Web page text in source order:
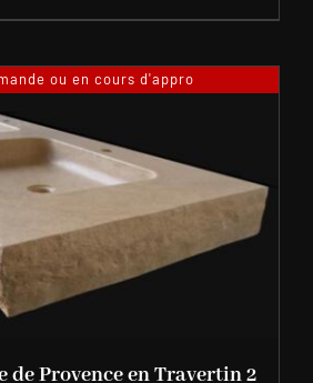
ou en cours d'appro
de Provence en Travertin 2